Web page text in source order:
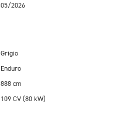
05/2026
Grigio
Enduro
888 cm
109 CV (80 kW)